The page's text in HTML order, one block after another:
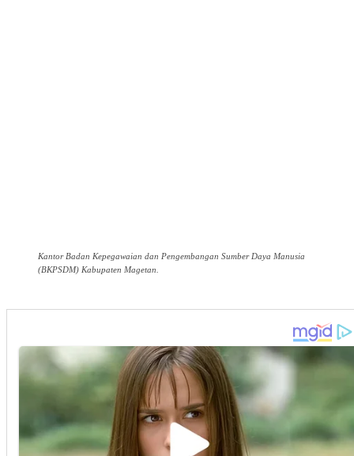
Kantor Badan Kepegawaian dan Pengembangan Sumber Daya Manusia
(BKPSDM) Kabupaten Magetan.